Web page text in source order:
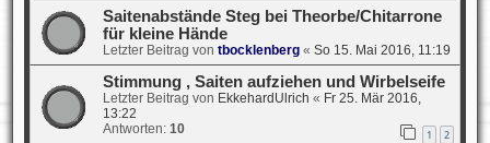
Saitenabstände Steg bei Theorbe/Chitarrone
für kleine Hände
Letzter Beitrag von tbocklenberg« So 15. Mai 2016, 11:19
Stimmung , Saiten aufziehen und Wirbelseife
Letzter Beitrag von EkkehardUlrich « Fr 25. Mär 2016,
13:22
Antworten: 10 1 2